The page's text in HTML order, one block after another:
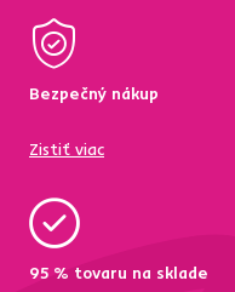
Bezpečný nákup
Zistiť viac
95 % tovaru na sklade